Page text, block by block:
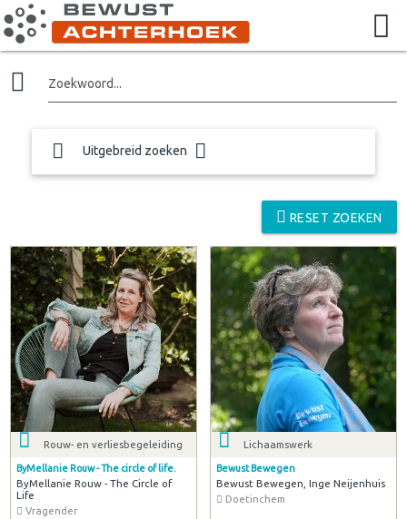
Zoekwoord...
Uitgebreid zoeken
RESET ZOEKEN
Rouw- en verliesbegeleiding
ByMellanie Rouw - The circle of life.
ByMellanie Rouw - The Circle of
Life
Vragender
Lichaamswerk
Bewust Bewegen
Bewust Bewegen, Inge Neijenhuis
Doetinchem